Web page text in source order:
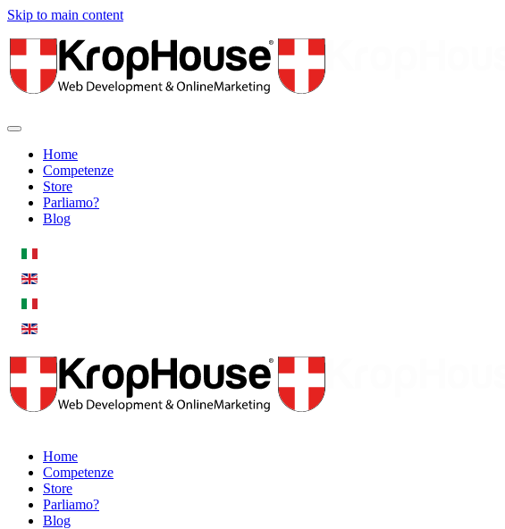
Skip to main content
Home
Competenze
Store
Parliamo?
Blog
Home
Competenze
Store
Parliamo?
Blog